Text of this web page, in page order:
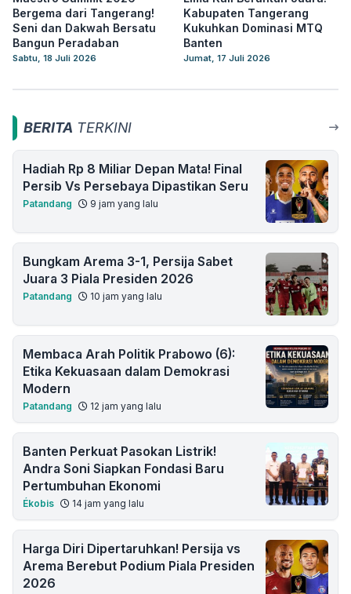
Bergema dari Tangerang!
Seni dan Dakwah Bersatu
Bangun Peradaban
Sabtu, 18 Juli 2026
Kabupaten Tangerang
Kukuhkan Dominasi MTQ
Banten
Jumat, 17 Juli 2026
BERITA TERKINI
Hadiah Rp 8 Miliar Depan Mata! Final
Persib Vs Persebaya Dipastikan Seru
Patandang 9 jam yang lalu
Bungkam Arema 3-1, Persija Sabet
Juara 3 Piala Presiden 2026
Patandang 10 jam yang lalu
Membaca Arah Politik Prabowo (6):
Etika Kekuasaan dalam Demokrasi
Modern
Patandang 12 jam yang lalu
Banten Perkuat Pasokan Listrik!
Andra Soni Siapkan Fondasi Baru
Pertumbuhan Ekonomi
Ékobis 14 jam yang lalu
Harga Diri Dipertaruhkan! Persija vs
Arema Berebut Podium Piala Presiden
2026